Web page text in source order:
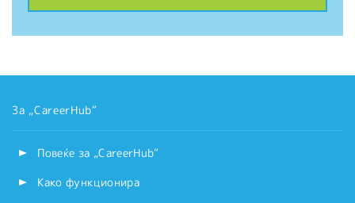
За „CareerHub“
Повеќе за „CareerHub“
Како функционира